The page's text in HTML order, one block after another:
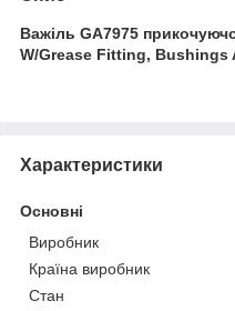
Важіль GA7975
W/Grease Fitting, Bushings
Характеристики
Основні
Виробник
Країна виробник
Стан